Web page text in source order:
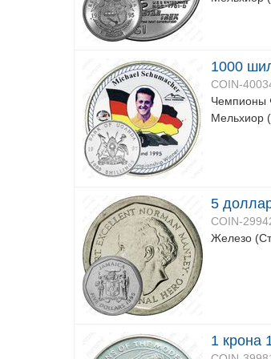
1000
COIN-
Чемпионы
Мельхиор
5
COIN-
Железо
1 крона